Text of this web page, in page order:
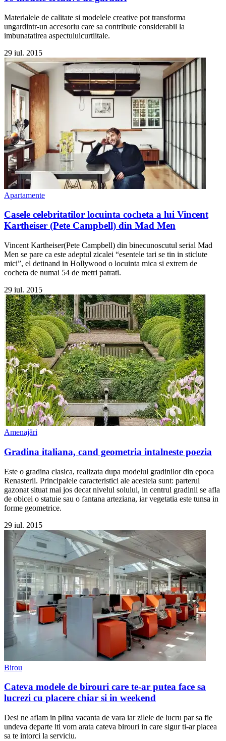
Materialele de calitate si modelele creative pot transforma
ungardintr-un accesoriu care sa contribuie considerabil la
imbunatatirea aspectuluicurtiitale.
29 iul. 2015
Apartamente
Casele celebritatilor locuinta cocheta a lui Vincent
Kartheiser (Pete Campbell) din Mad Men
Vincent Kartheiser(Pete Campbell) din binecunoscutul serial Mad
Men se pare ca este adeptul zicalei “esentele tari se tin in sticlute
mici”, el detinand in Hollywood o locuinta mica si extrem de
cocheta de numai 54 de metri patrati.
29 iul. 2015
Amenajări
Gradina italiana, cand geometria intalneste poezia
Este o gradina clasica, realizata dupa modelul gradinilor din epoca
Renasterii. Principalele caracteristici ale acesteia sunt: parterul
gazonat situat mai jos decat nivelul solului, in centrul gradinii se afla
de obicei o statuie sau o fantana arteziana, iar vegetatia este tunsa in
forme geometrice.
29 iul. 2015
Birou
Cateva modele de birouri care te-ar putea face sa
lucrezi cu placere chiar si in weekend
Desi ne aflam in plina vacanta de vara iar zilele de lucru par sa fie
undeva departe iti vom arata cateva birouri in care sigur ti-ar placea
sa te intorci la serviciu.